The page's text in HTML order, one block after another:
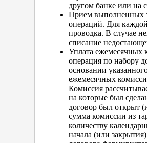
другом банке или на
Прием выполненных
операций. Для
проводка. В случае
списание
Уплата ежемесячных
операция по набору
основании
ежемесячных
Комиссия
на которые был
договор был открыт
сумма комиссии из
количеству
начала (или